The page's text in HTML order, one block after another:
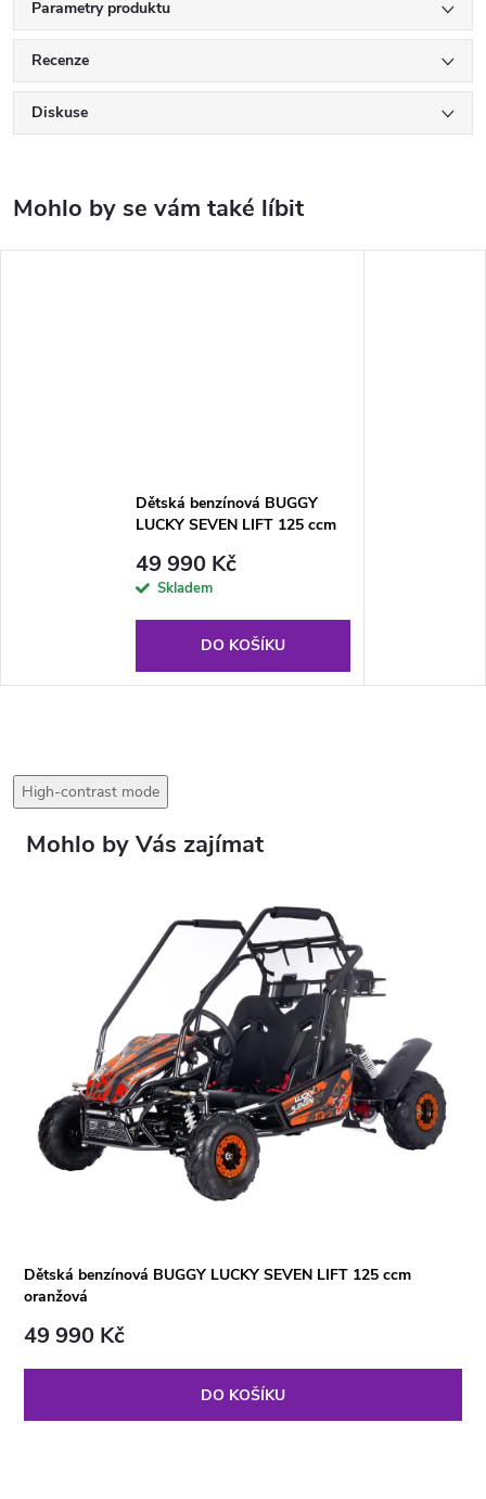
Parametry produktu
Recenze
Diskuse
Dětská benzínová BUGGY
LUCKY SEVEN LIFT 125 ccm
49 990 Kč
Skladem
DO KOŠÍKU
High-contrast mode
Dětská benzínová BUGGY LUCKY SEVEN LIFT 125 ccm
oranžová
49 990 Kč
DO KOŠÍKU